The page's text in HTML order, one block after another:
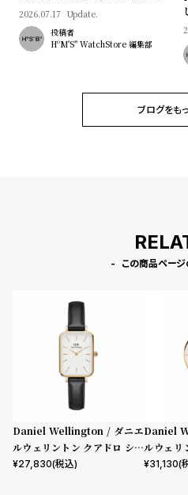
問
せ
マン"｜Brand Picks #08
2026.07.17 Update.
投稿者
HºM'S" WatchStore 編集部
ブログをも
この商品ペー
Daniel Wellington / ダニエ
ルウェリントン クアドロ シェ
フィールド ローズゴールド/ホ
¥27,830(税込)
Daniel
ルウェリ
ティット
¥31,130(